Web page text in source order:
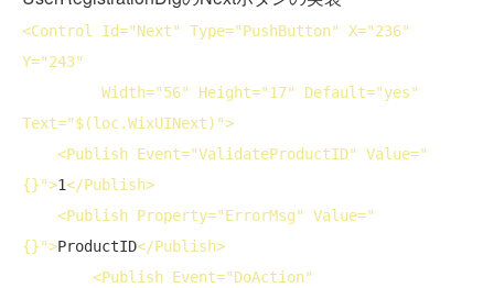
<Control Id="Next" Type="PushButton" X
Y="243"
Width="56" Height="17" Default
Text="$(loc.WixUINext)">
<Publish Event="ValidateProductID" Value="
{}">1</Publish>
<Publish Property="ErrorMsg" Value="
{}">ProductID</Publish>
<Publish Event